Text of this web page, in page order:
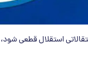
استقلال قطعی